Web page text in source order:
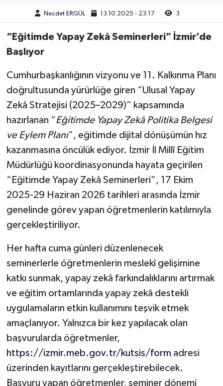
Necdet ERGÜL 13.10.2025 - 23:17 3
“Eğitimde Yapay Zekâ Seminerleri” İzmir’de
Başlıyor
Cumhurbaşkanlığının vizyonu ve 11. Kalkınma Planı
doğrultusunda yürürlüğe giren “Ulusal Yapay
Zekâ Stratejisi (2025–2029)” kapsamında
hazırlanan “Eğitimde Yapay Zekâ Politika Belgesi
ve Eylem Planı”, eğitimde dijital dönüşümün hız
kazanmasına öncülük ediyor. İzmir İl Millî Eğitim
Müdürlüğü koordinasyonunda hayata geçirilen
“Eğitimde Yapay Zekâ Seminerleri”, 17 Ekim
2025-29 Haziran 2026 tarihleri arasında İzmir
genelinde görev yapan öğretmenlerin katılımıyla
gerçekleştiriliyor.
Her hafta cuma günleri düzenlenecek
seminerlerle öğretmenlerin meslekî gelişimine
katkı sunmak, yapay zekâ farkındalıklarını artırmak
ve eğitim ortamlarında yapay zekâ destekli
uygulamaların etkin kullanımını teşvik etmek
amaçlanıyor. Yalnızca bir kez yapılacak olan
başvurularda öğretmenler,
https://izmir.meb.gov.tr/kutsis/form adresi
üzerinden kayıtlarını gerçekleştirebilecek.
Başvuru yapan öğretmenler, seminer dönemi